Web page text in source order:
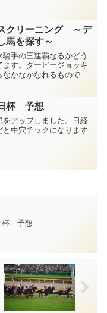
クリーニング ～デ
馬を探す～
騎手の三連覇なるかどう
ます。ダービージョッキ
かなかなれるものでは
馬に騎乗するので、ク
くのかこ...
杯 予想
をアップしました。日経
と中穴チックになります
杯 予想